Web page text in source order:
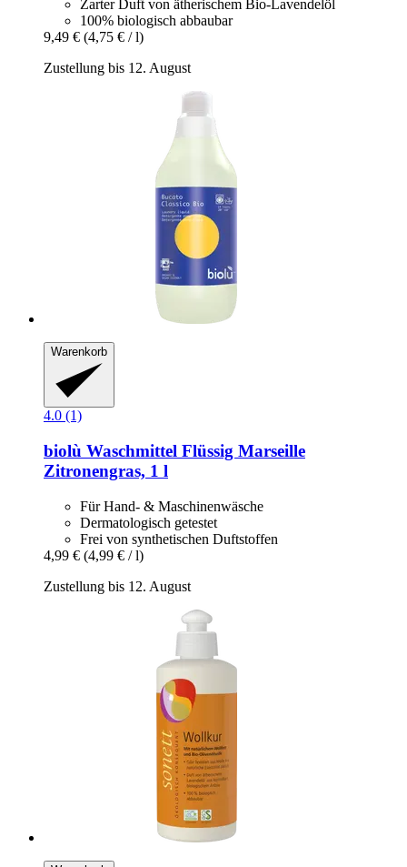
Zarter Duft von ätherischem Bio-Lavendelöl
100% biologisch abbaubar
9,49 € (4,75 € / l)
Zustellung bis 12. August
Warenkorb
4.0 (1)
biolù Waschmittel Flüssig Marseille
Zitronengras, 1 l
Für Hand- & Maschinenwäsche
Dermatologisch getestet
Frei von synthetischen Duftstoffen
4,99 € (4,99 € / l)
Zustellung bis 12. August